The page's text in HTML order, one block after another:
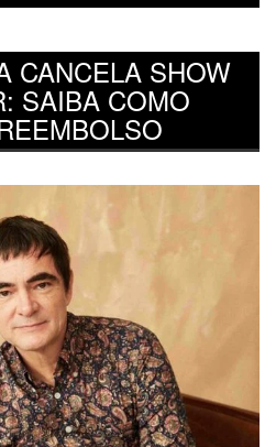
CANCELA SHOW
SAIBA COMO